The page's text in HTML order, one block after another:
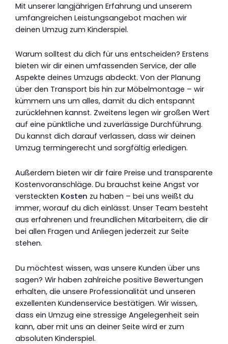
Mit unserer langjährigen Erfahrung und unserem
umfangreichen Leistungsangebot machen wir
deinen Umzug zum Kinderspiel.
Warum solltest du dich für uns entscheiden? Erstens
bieten wir dir einen umfassenden Service, der alle
Aspekte deines Umzugs abdeckt. Von der Planung
über den Transport bis hin zur Möbelmontage – wir
kümmern uns um alles, damit du dich entspannt
zurücklehnen kannst. Zweitens legen wir großen Wert
auf eine pünktliche und zuverlässige Durchführung.
Du kannst dich darauf verlassen, dass wir deinen
Umzug termingerecht und sorgfältig erledigen.
Außerdem bieten wir dir faire Preise und transparente
Kostenvoranschläge. Du brauchst keine Angst vor
versteckten Kosten zu haben – bei uns weißt du
immer, worauf du dich einlässt. Unser Team besteht
aus erfahrenen und freundlichen Mitarbeitern, die dir
bei allen Fragen und Anliegen jederzeit zur Seite
stehen.
Du möchtest wissen, was unsere Kunden über uns
sagen? Wir haben zahlreiche positive Bewertungen
erhalten, die unsere Professionalität und unseren
exzellenten Kundenservice bestätigen. Wir wissen,
dass ein Umzug eine stressige Angelegenheit sein
kann, aber mit uns an deiner Seite wird er zum
absoluten Kinderspiel.